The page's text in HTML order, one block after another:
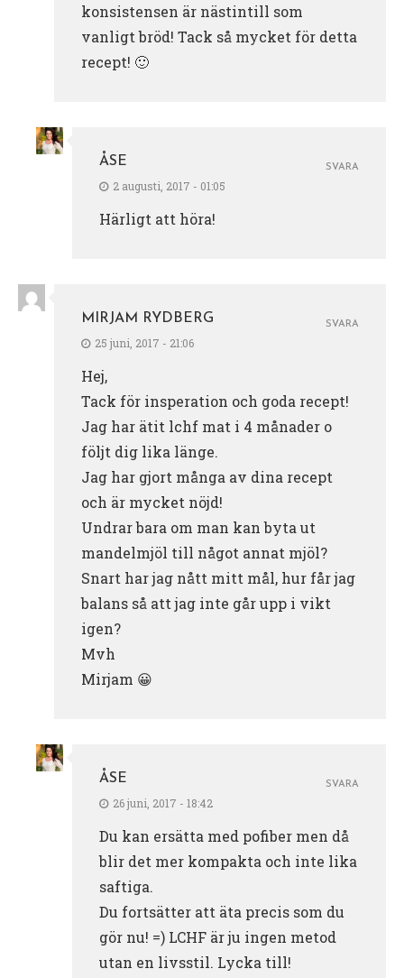
konsistensen är nästintill som
vanligt bröd! Tack så mycket för detta
recept! 🙂
ÅSE
2 augusti, 2017 - 01:05
Härligt att höra!
SVARA
MIRJAM RYDBERG
25 juni, 2017 - 21:06
Hej,
Tack för insperation och goda recept!
Jag har ätit lchf mat i 4 månader o
följt dig lika länge.
Jag har gjort många av dina recept
och är mycket nöjd!
Undrar bara om man kan byta ut
mandelmjöl till något annat mjöl?
Snart har jag nått mitt mål, hur får jag
balans så att jag inte går upp i vikt
igen?
Mvh
Mirjam 😀
SVARA
ÅSE
26 juni, 2017 - 18:42
Du kan ersätta med pofiber men då
blir det mer kompakta och inte lika
saftiga.
Du fortsätter att äta precis som du
gör nu! =) LCHF är ju ingen metod
utan en livsstil. Lycka till!
SVARA